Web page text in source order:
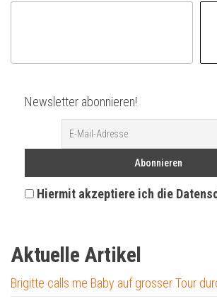
Newsletter abonnieren!
Hiermit akzeptiere ich die
Aktuelle Artikel
Brigitte calls me Baby auf grosser Tour